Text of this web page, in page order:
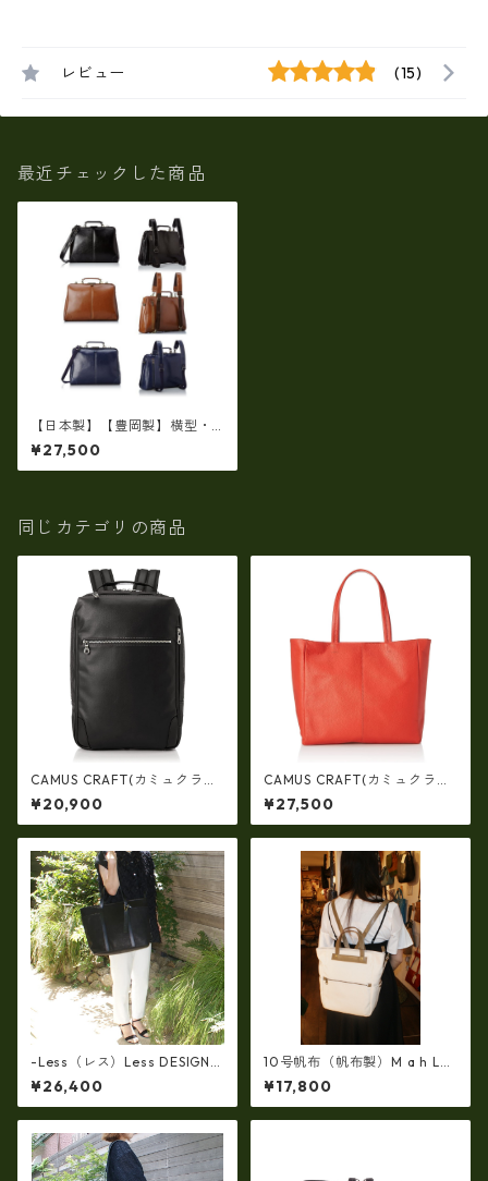
レビュー (15)
最近チェックした商品
【日本製】【豊岡製】横型・
ダレスバッグ 3WAY リュック
（Lサイズ）【ビジネス】ew-
011
¥27,500
同じカテゴリの商品
CAMUS CRAFT(カミュクラフ
ト) ビジネスバッグ リュック
サック 日本製 撥水 軽量 ユニ
セックス cc-2702
¥20,900
CAMUS CRAFT(カミュクラフ
ト) ビジネスバッグ トートバ
ッグ 日本製 撥水 軽量 ユニセ
ックス cc-2703
¥27,500
-Less（レス）Less DESIGN
(レスデザイン)Scarred Textu
re（牛革）斜め掛け＆多機能
トート（L/SIZE） LMSB-0514
¥26,400
10号帆布（帆布製）M a h L
革コンビ・リュック 7M2-11
44
¥17,800